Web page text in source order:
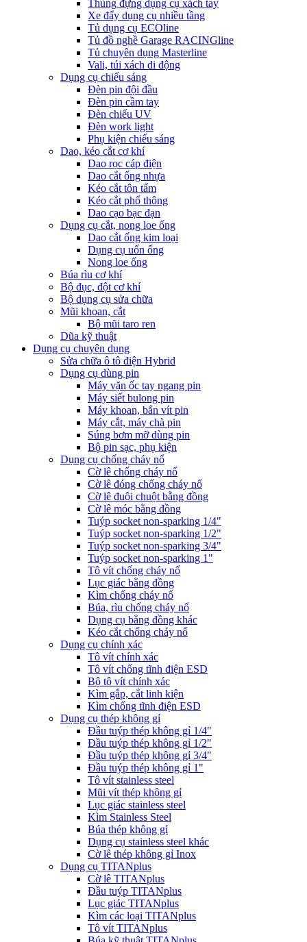
Thùng đựng dụng cụ xách tay
Xe đẩy dụng cụ nhiều tầng
Tủ dụng cụ ECOline
Tủ đồ nghề Garage RACINGline
Tủ chuyên dụng Masterline
Vali, túi xách di động
Dụng cụ chiếu sáng
Đèn pin đội đầu
Đèn pin cầm tay
Đèn chiếu UV
Đèn work light
Phụ kiện chiếu sáng
Dao, kéo cắt cơ khí
Dao rọc cáp điện
Dao cắt ống nhựa
Kéo cắt tôn tấm
Kéo cắt phổ thông
Dao cạo bạc đạn
Dụng cụ cắt, nong loe ống
Dao cắt ống kim loại
Dụng cụ uốn ống
Nong loe ống
Búa rìu cơ khí
Bộ đục, đột cơ khí
Bộ dụng cụ sửa chữa
Mũi khoan, cắt
Bộ mũi taro ren
Dũa kỹ thuật
Dụng cụ chuyên dụng
Sửa chữa ô tô điện Hybrid
Dụng cụ dùng pin
Máy vặn ốc tay ngang pin
Máy siết bulong pin
Máy khoan, bắn vít pin
Máy cắt, máy chà pin
Súng bơm mỡ dùng pin
Bộ pin sạc, phụ kiện
Dụng cụ chống cháy nổ
Cờ lê chống cháy nổ
Cờ lê đóng chống cháy nổ
Cờ lê đuôi chuột bằng đồng
Cờ lê móc bằng đồng
Tuýp socket non-sparking 1/4"
Tuýp socket non-sparking 1/2"
Tuýp socket non-sparking 3/4"
Tuýp socket non-sparking 1"
Tô vít chống cháy nổ
Lục giác bằng đồng
Kìm chống cháy nổ
Búa, rìu chống cháy nổ
Dụng cụ bẳng đồng khác
Kéo cắt chống cháy nổ
Dụng cụ chính xác
Tô vít chính xác
Tô vít chống tĩnh điện ESD
Bộ tô vít chính xác
Kìm gắp, cắt linh kiện
Kìm chống tĩnh điện ESD
Dụng cụ thép không gỉ
Đầu tuýp thép không gỉ 1/4"
Đầu tuýp thép không gỉ 1/2"
Đầu tuýp thép không gỉ 3/4"
Đầu tuýp thép không gỉ 1"
Tô vít stainless steel
Mũi vít thép không gỉ
Lục giác stainless steel
Kìm Stainless Steel
Búa thép không gỉ
Dụng cụ stainless steel khác
Cờ lê thép không gỉ Inox
Dụng cụ TITANplus
Cờ lê TITANplus
Đầu tuýp TITANplus
Lục giác TITANplus
Kìm các loại TITANplus
Tô vít TITANplus